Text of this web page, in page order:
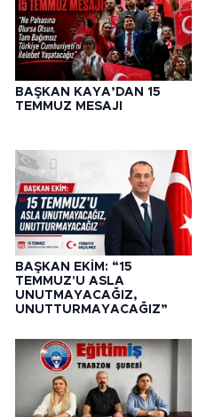
BAŞKAN KAYA’DAN 15
TEMMUZ MESAJI
BAŞKAN EKİM: “15
TEMMUZ'U ASLA
UNUTMAYACAĞIZ,
UNUTTURMAYACAĞIZ”